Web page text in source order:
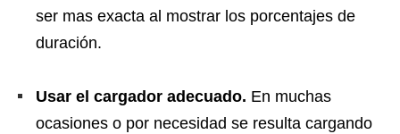
ser mas exacta al mostrar los porcentajes de
duración.
Usar el cargador adecuado. En muchas
ocasiones o por necesidad se resulta cargando